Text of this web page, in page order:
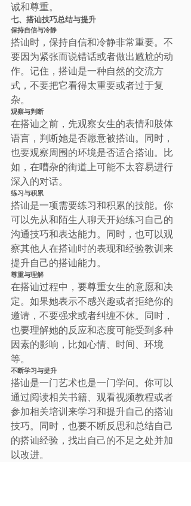
诚和尊重。
七、搭讪技巧总结与提升
保持自信与冷静
搭讪时，保持自信和冷静非常重要。不
要因为紧张而说错话或者做出尴尬的动
作。记住，搭讪是一种自然的交流方
式，不要把它看得太重要或者过于复
杂。
观察与判断
在搭讪之前，先观察女生的表情和肢体
语言，判断她是否愿意被搭讪。同时，
也要观察周围的环境是否适合搭讪。比
如，在嘈杂的街道上可能不太容易进行
深入的对话。
练习与积累
搭讪是一项需要练习和积累的技能。你
可以先从和陌生人聊天开始练习自己的
沟通技巧和表达能力。同时，也可以观
察其他人在搭讪时的表现和经验教训来
提升自己的搭讪能力。
尊重与理解
在搭讪过程中，要尊重女生的意愿和决
定。如果她表示不感兴趣或者拒绝你的
邀请，不要强求或者纠缠不休。同时，
也要理解她的反应和态度可能受到多种
因素的影响，比如心情、时间、环境
等。
不断学习与提升
搭讪是一门艺术也是一门学问。你可以
通过阅读相关书籍、观看视频教程或者
参加相关培训来学习和提升自己的搭讪
技巧。同时，也要不断反思和总结自己
的搭讪经验，找出自己的不足之处并加
以改进。